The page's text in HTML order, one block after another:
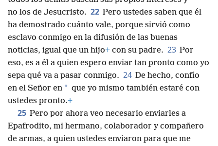
no los de Jesucristo. 22 Pero ustedes saben que él
ha demostrado cuánto vale, porque sirvió como
esclavo conmigo en la difusión de las buenas
noticias, igual que un hijo+ con su padre. 23 Por
eso, es a él a quien espero enviar tan pronto como yo
sepa qué va a pasar conmigo. 24 De hecho, confío
en el Señor en * que yo mismo también estaré con
ustedes pronto.+
25 Pero por ahora veo necesario enviarles a
Epafrodito, mi hermano, colaborador y compañero
de armas, a quien ustedes enviaron para que me